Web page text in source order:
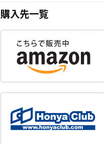
購入先一覧